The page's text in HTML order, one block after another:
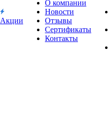
Акции
О компании
Новости
Отзывы
Сертификаты
Контакты